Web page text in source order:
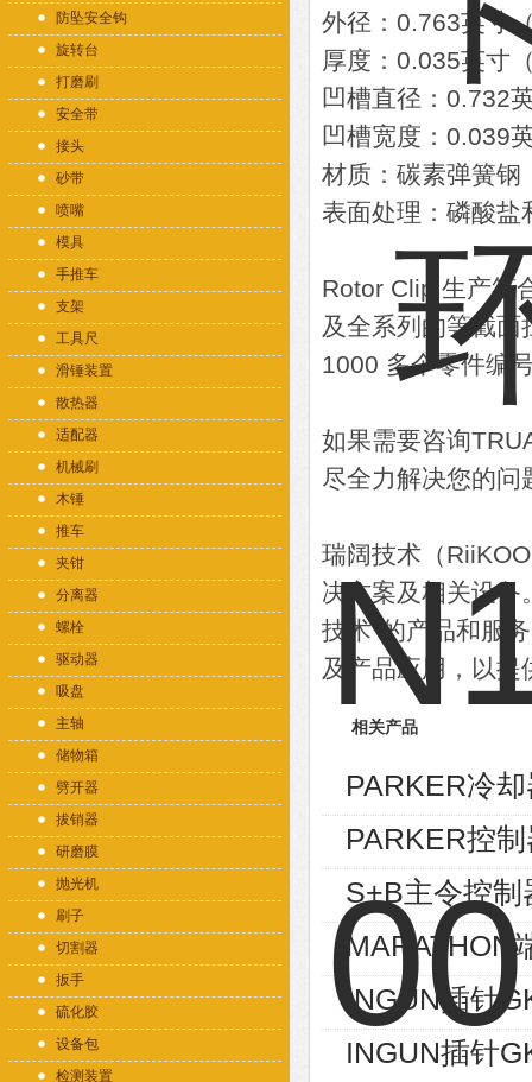
防坠安全钩
旋转台
打磨刷
安全带
接头
砂带
喷嘴
模具
手推车
支架
工具尺
滑锤装置
散热器
适配器
机械刷
木锤
推车
夹钳
分离器
螺栓
驱动器
吸盘
主轴
储物箱
劈开器
拔销器
研磨膜
抛光机
刷子
切割器
扳手
硫化胶
设备包
检测装置
外径：0.763英寸
厚度：0.035英寸
凹槽直径：0.732
凹槽宽度：0.039
材质：碳素弹簧钢
表面处理：磷酸盐
Rotor Clip 生产符
及全系列的等截面
1000 多个零件编
如果需要咨询
尽全力解决您的问
瑞阔技术（
决方案及相关设备
技术*的产品和服
及产品应用，以提
相关产品
PARKER冷
PARKER控
S+B主令控
MARATHON
INGUN插针
INGUN插针